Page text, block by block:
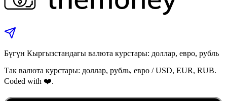
Бүгүн Кыргызстандагы валюта курстары: доллар, евро, рубль
Так валюта курстары: доллар, рубль, евро / USD, EUR, RUB.
Coded with ❤️.